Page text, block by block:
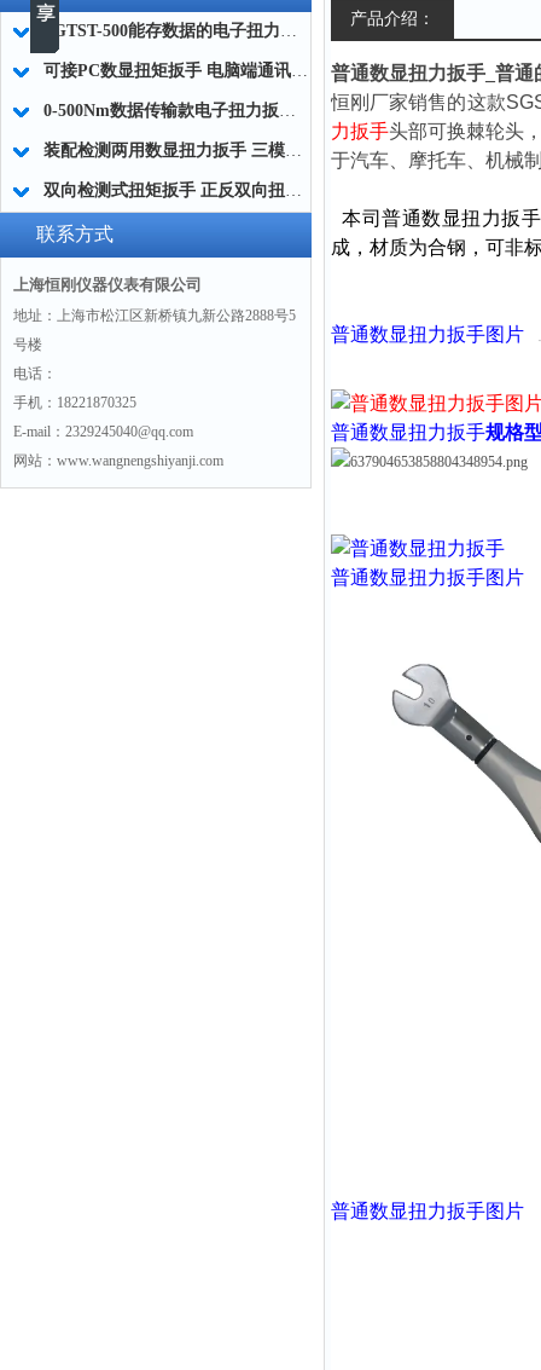
SGTST-500能存数据的电子扭力扳手 带工作记录的智能扭力扳手厂家
可接PC数显扭矩扳手 电脑端通讯力矩扳手 数据上传电脑电子扭力扳手厂家
0-500Nm数据传输款电子扭力扳手,信号输出追溯扭矩值的扭矩扳手
装配检测两用数显扭力扳手 三模式切换扭矩扳手 工业紧固测量力矩扳手品牌
双向检测式扭矩扳手 正反双向扭力测试检测扳手 正旋反旋力矩扳手厂家
联系方式
上海恒刚仪器仪表有限公司
地址：上海市松江区新桥镇九新公路2888号5
号楼
电话：
手机：18221870325
E-mail：2329245040@qq.com
网站：www.wangnengshiyanji.com
产品介绍：
普通数显扭力扳手_普
恒刚厂家销售的这款
力扳手头部可换棘轮头
于汽车、摩托车、机械
本司普通数显扭力扳手
成，材质为合钢，可非
普通数显扭力扳手图片
普通数显扭力扳手规格
普通数显扭力扳手图片
普通数显扭力扳手图片